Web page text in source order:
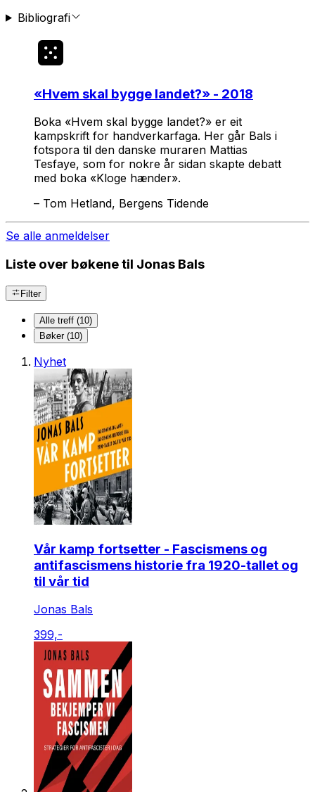
Bibliografi
«Hvem skal bygge landet?» - 2018
Boka «Hvem skal bygge landet?» er eit
kampskrift for handverkarfaga. Her går Bals i
fotspora til den danske muraren Mattias
Tesfaye, som for nokre år sidan skapte debatt
med boka «Kloge hænder».
– Tom Hetland, Bergens Tidende
Se alle anmeldelser
Liste over bøkene til Jonas Bals
Filter
Alle treff (10)
Bøker (10)
Nyhet
Vår kamp fortsetter - Fascismens og
antifascismens historie fra 1920-tallet og
til vår tid
Jonas Bals
399,-